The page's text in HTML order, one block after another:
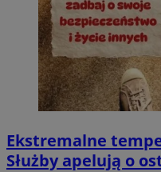
Ekstremalne
Służby apelują o